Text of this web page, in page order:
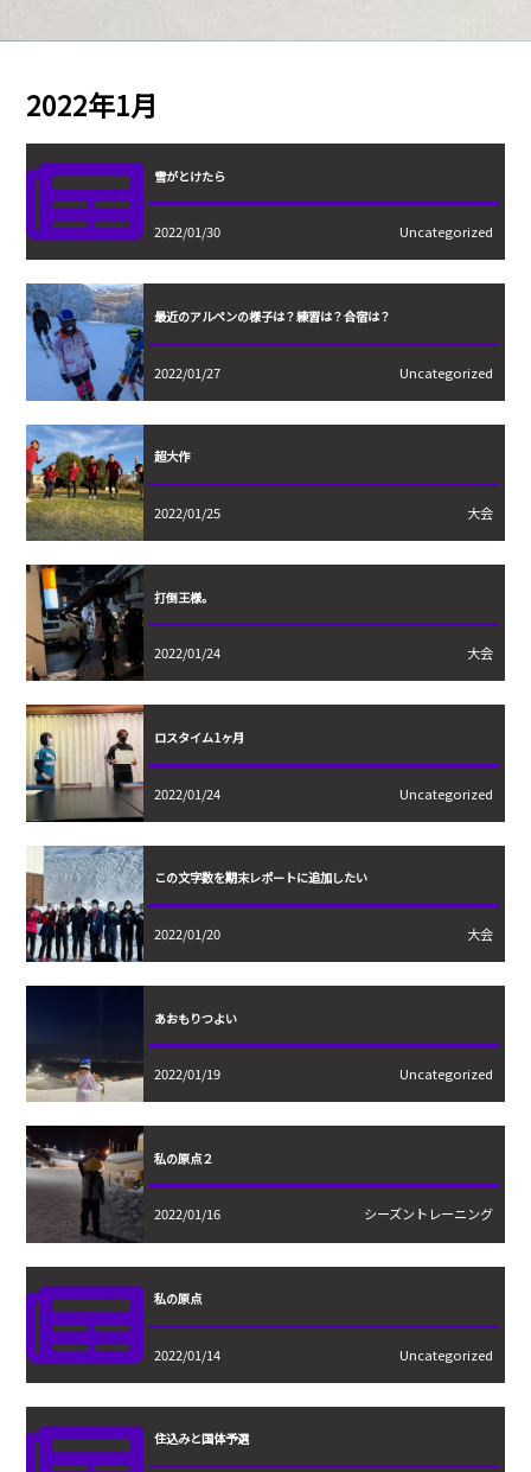
2022年1月
雪がとけたら
2022/01/30 Uncategorized
最近のアルペンの様子は？練習は？合宿は？
2022/01/27 Uncategorized
超大作
2022/01/25 大会
打倒王様。
2022/01/24 大会
ロスタイム1ヶ月
2022/01/24 Uncategorized
この文字数を期末レポートに追加したい
2022/01/20 大会
あおもりつよい
2022/01/19 Uncategorized
私の原点２
2022/01/16 シーズントレーニング
私の原点
2022/01/14 Uncategorized
住込みと国体予選